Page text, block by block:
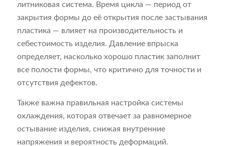
литниковая система. Время цикла — период от
закрытия формы до её открытия после застывания
пластика — влияет на производительность и
себестоимость изделия. Давление впрыска
определяет, насколько хорошо пластик заполнит
все полости формы, что критично для точности и
отсутствия дефектов.
Также важна правильная настройка системы
охлаждения, которая отвечает за равномерное
остывание изделия, снижая внутренние
напряжения и вероятность деформаций.